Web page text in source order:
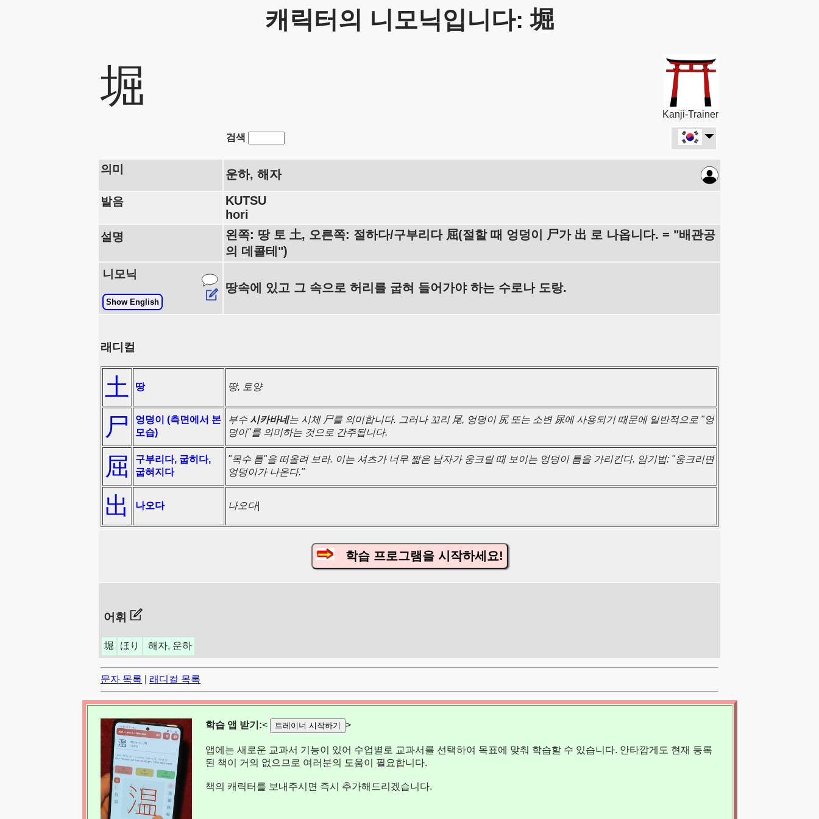
캐릭터의 니모닉입니다: 堀
堀
Kanji-Trainer
검색
의미 운하, 해자
발음
KUTSU
hori
설명
왼쪽: 땅 토 土, 오른쪽: 절하다/구부리다 屈(절할 때 엉덩이 尸가 出 로 나옵니다. = "배관공
의 데콜테")
니모닉
Show English
땅속에 있고 그 속으로 허리를 굽혀 들어가야 하는 수로나 도랑.
래디컬
土 땅 땅, 토양
尸
엉덩이 (측면에서 본
모습)
부수 시카바네는 시체 尸를 의미합니다. 그러나 꼬리 尾, 엉덩이 尻 또는 소변 尿에 사용되기 때문에 일반적으로 "엉
덩이"를 의미하는 것으로 간주됩니다.
屈
구부리다, 굽히다,
굽혀지다
"목수 틈"을 떠올려 보라. 이는 셔츠가 너무 짧은 남자가 웅크릴 때 보이는 엉덩이 틈을 가리킨다. 암기법: "웅크리면
엉덩이가 나온다."
出 나오다 나오다|
학습 프로그램을 시작하세요!
어휘
堀 ほり 해자, 운하
문자 목록 래디컬 목록
학습 앱 받기:< 트레이너 시작하기 >
앱에는 새로운 교과서 기능이 있어 수업별로 교과서를 선택하여 목표에 맞춰 학습할 수 있습니다. 안타깝게도 현재 등록
된 책이 거의 없으므로 여러분의 도움이 필요합니다.
책의 캐릭터를 보내주시면 즉시 추가해드리겠습니다.